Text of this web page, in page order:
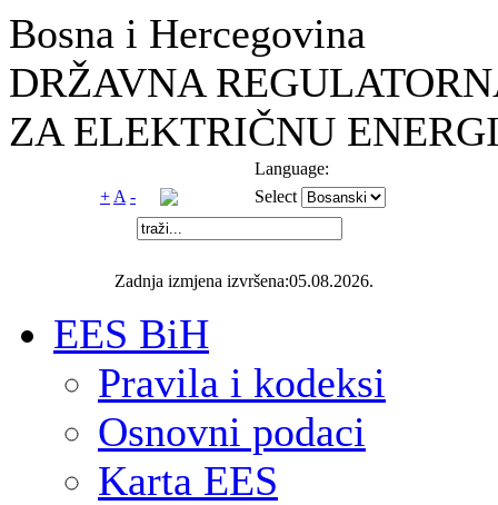
Bosna i Hercegovina
DRŽAVNA
ZA ELEKTRIČNU
Language:
+ A - Select
Zadnja izmjena izvršena:05.08.2026.
EES BiH
Pravila i kodeksi
Osnovni podaci
Karta EES